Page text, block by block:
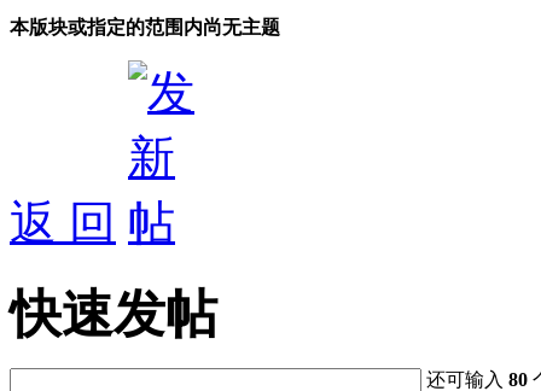
本版块或指定的范围内尚无主题
返 回
快速发帖
还可输入80